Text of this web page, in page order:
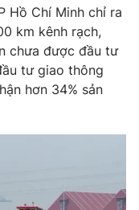
Hồ Chí Minh chỉ ra
km kênh rạch,
chưa được đầu tư
tư giao thông
hơn 34% sản